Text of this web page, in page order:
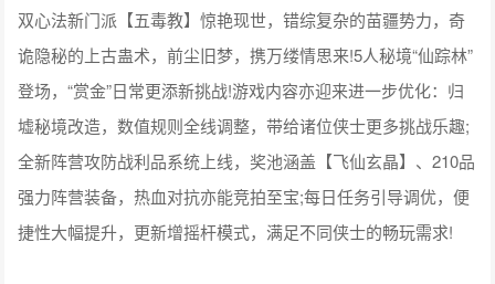
双心法新门派【五毒教】惊艳现世，错综复杂的苗疆势力，奇
诡隐秘的上古蛊术，前尘旧梦，携万缕情思来!5人秘境“仙踪林”
登场，“赏金”日常更添新挑战!游戏内容亦迎来进一步优化：归
墟秘境改造，数值规则全线调整，带给诸位侠士更多挑战乐趣;
全新阵营攻防战利品系统上线，奖池涵盖【飞仙玄晶】、210品
强力阵营装备，热血对抗亦能竞拍至宝;每日任务引导调优，便
捷性大幅提升，更新增摇杆模式，满足不同侠士的畅玩需求!